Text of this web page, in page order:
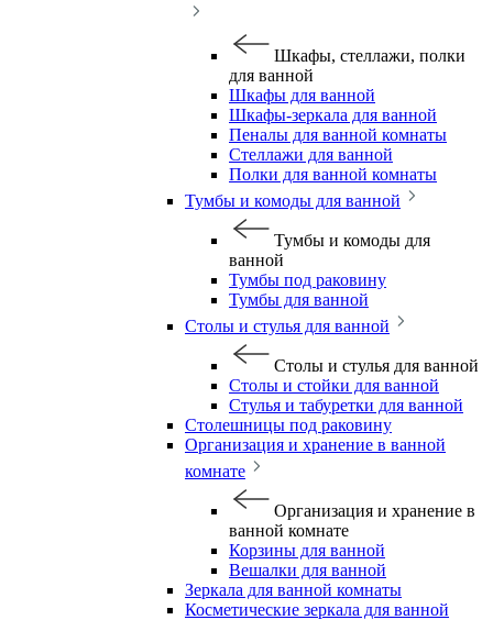
Шкафы, стеллажи, полки
для ванной
Шкафы для ванной
Шкафы-зеркала для ванной
Пеналы для ванной комнаты
Стеллажи для ванной
Полки для ванной комнаты
Тумбы и комоды для ванной
Тумбы и комоды для
ванной
Тумбы под раковину
Тумбы для ванной
Столы и стулья для ванной
Столы и стулья для ванной
Столы и стойки для ванной
Стулья и табуретки для ванной
Столешницы под раковину
Организация и хранение в ванной
комнате
Организация и хранение в
ванной комнате
Корзины для ванной
Вешалки для ванной
Зеркала для ванной комнаты
Косметические зеркала для ванной